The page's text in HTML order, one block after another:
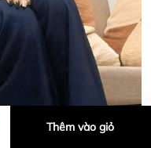
Thêm vào giỏ